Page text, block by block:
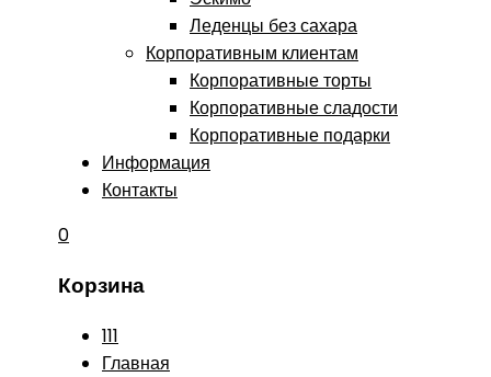
Леденцы без сахара
Корпоративным клиентам
Корпоративные торты
Корпоративные сладости
Корпоративные подарки
Информация
Контакты
0
Корзина
111
Главная